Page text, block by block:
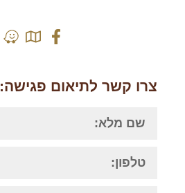
צרו קשר לתיאום פגישה: